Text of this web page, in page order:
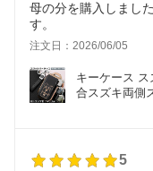
母の分を購入しまし
す。
注文日：2026/06/05
キーケース
合スズキ両側
フトケース 全
5